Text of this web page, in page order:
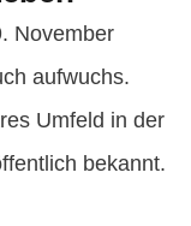
November
aufwuchs.
Umfeld in der
bekannt.